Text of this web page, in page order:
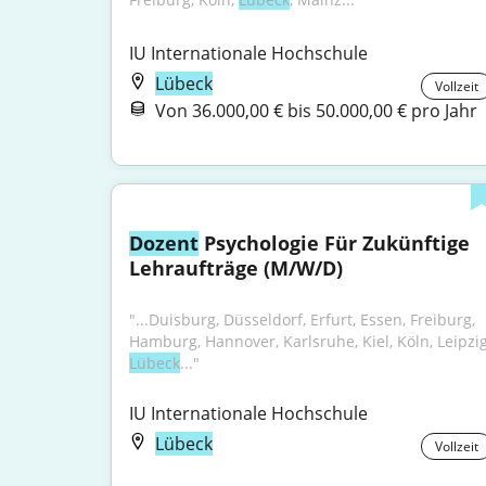
IU Internationale Hochschule
Lübeck
Vollzeit
Von 36.000,00 € bis 50.000,00 € pro Jahr
Dozent Psychologie Für Zukünftige
Lehraufträge (M/W/D)
"...Duisburg, Düsseldorf, Erfurt, Essen, Freiburg,
Lübeck..."
IU Internationale Hochschule
Lübeck
Vollzeit